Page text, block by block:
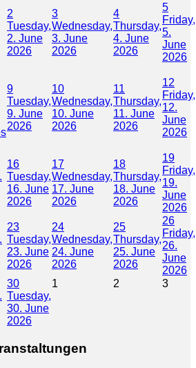
2
Tuesday,
2. June
2026
3
Wednesday,
3. June
2026
4
Thursday,
4. June
2026
5
Friday,
5.
June
2026
9
Tuesday,
9. June
2026
10
Wednesday,
10. June
2026
11
Thursday,
11. June
2026
12
Friday,
12.
June
2026
16
Tuesday,
16. June
2026
17
Wednesday,
17. June
2026
18
Thursday,
18. June
2026
19
Friday,
19.
June
2026
23
Tuesday,
23. June
2026
24
Wednesday,
24. June
2026
25
Thursday,
25. June
2026
26
Friday,
26.
June
2026
30
Tuesday,
30. June
2026
1 2 3